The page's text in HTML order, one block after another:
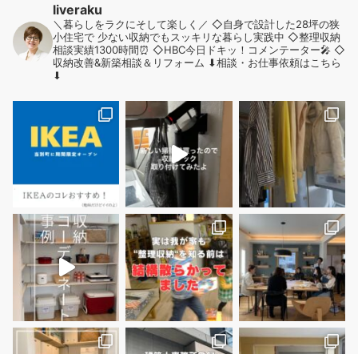
liveraku
＼暮らしをラクにそして楽しく／ ◇自身で設計した28坪の狭
小住宅で 少ない収納でもスッキリな暮らし実践中 ◇整理収納
相談実績1300時間⏰ ◇HBC今日ドキッ！コメンテーター🎤 ◇
収納改善&新築相談＆リフォーム ⬇︎相談・お仕事依頼はこちら
⬇︎